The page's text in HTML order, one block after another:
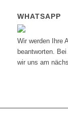
WHATSAPP
Wir werden Ihre
beantworten.
wir uns am